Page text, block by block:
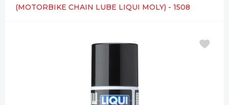
(MOTORBIKE CHAIN LUBE LIQUI MOLY) - 1508